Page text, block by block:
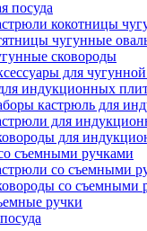
посуда
кокотницы
чугунные
сковороды
для
индукционных
кастрюль для
для
для
съемными ручками
со съемными
со съемными
ручки